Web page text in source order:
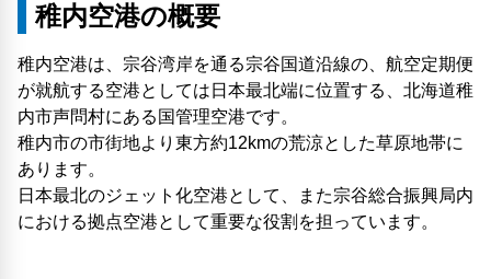
稚内空港の概要
稚内空港は、宗谷湾岸を通る宗谷国道沿線の、航空定期便
が就航する空港としては日本最北端に位置する、北海道稚
内市声問村にある国管理空港です。
稚内市の市街地より東方約12kmの荒涼とした草原地帯に
あります。
日本最北のジェット化空港として、また宗谷総合振興局内
における拠点空港として重要な役割を担っています。